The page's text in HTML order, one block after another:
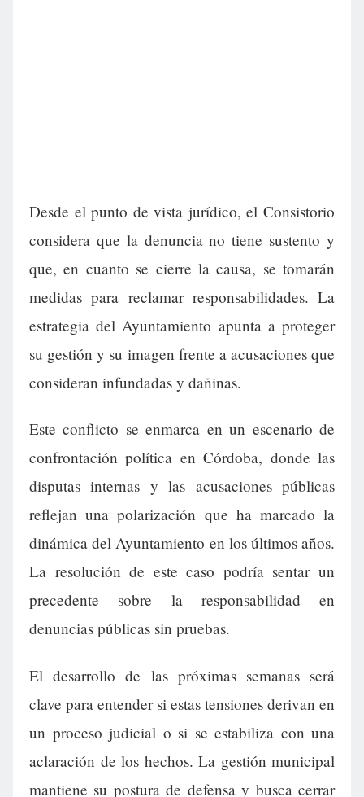
Desde el punto de vista jurídico, el Consistorio
considera que la denuncia no tiene sustento y
que, en cuanto se cierre la causa, se tomarán
medidas para reclamar responsabilidades. La
estrategia del Ayuntamiento apunta a proteger
su gestión y su imagen frente a acusaciones que
consideran infundadas y dañinas.
Este conflicto se enmarca en un escenario de
confrontación política en Córdoba, donde las
disputas internas y las acusaciones públicas
reflejan una polarización que ha marcado la
dinámica del Ayuntamiento en los últimos años.
La resolución de este caso podría sentar un
precedente sobre la responsabilidad en
denuncias públicas sin pruebas.
El desarrollo de las próximas semanas será
clave para entender si estas tensiones derivan en
un proceso judicial o si se estabiliza con una
aclaración de los hechos. La gestión municipal
mantiene su postura de defensa y busca cerrar